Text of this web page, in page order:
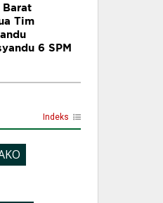
Barat
Tim
6 SPM
Indeks